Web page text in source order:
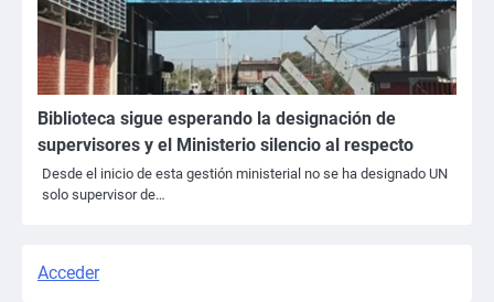
Biblioteca sigue esperando la designación de
supervisores y el Ministerio silencio al respecto
Desde el inicio de esta gestión ministerial no se ha designado UN
solo supervisor de…
Acceder